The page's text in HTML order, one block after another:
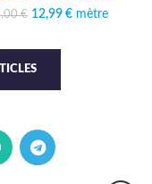
€ Le prix initial était :
12,99 €
Le prix
mètre